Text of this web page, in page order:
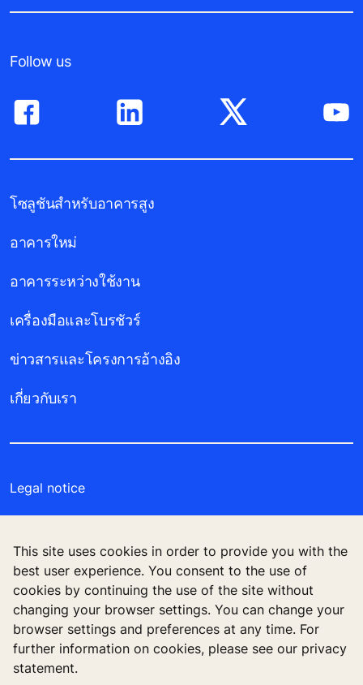
This site uses cookies in order to provide you with the
best user experience. You consent to the use of
cookies by continuing the use of the site without
changing your browser settings. You can change your
browser settings and preferences at any time. For
further information on cookies, please see our privacy
statement.
Follow us
โซลูชันสำหรับอาคารสูง
อาคารใหม่
อาคารระหว่างใช้งาน
เครื่องมือและโบรชัวร์
ข่าวสารและโครงการอ้างอิง
เกี่ยวกับเรา
Legal notice
Privacy Statement
Manage cookie preferences
บริษัท โคเน่ จำกัด (มหาชน) 555 รสา วัน (อาคารบี)